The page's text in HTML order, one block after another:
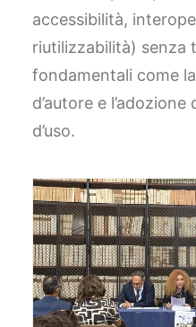
accessibilità,
riutilizzabilità) senza
fondamentali come
d’autore e
d’uso.